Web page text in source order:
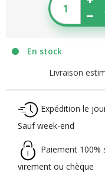
En stock
Livraison
Expédition le
Sauf week-end
Paiement 100%
virement ou chèque